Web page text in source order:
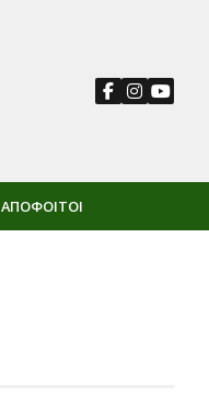
ΑΠΌΦΟΙΤΟΙ